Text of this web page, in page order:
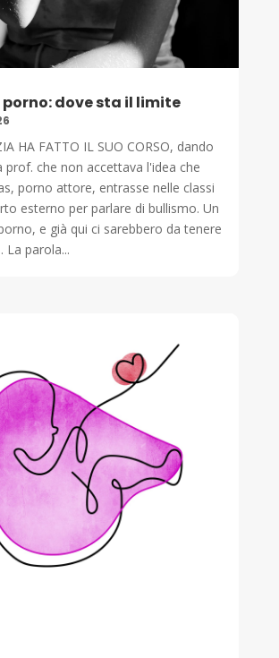
porno: dove sta il limite
HA FATTO IL SUO CORSO, dando
prof. che non accettava l'idea che
porno attore, entrasse nelle classi
esterno per parlare di bullismo. Un
e già qui ci sarebbero da tenere
La parola...